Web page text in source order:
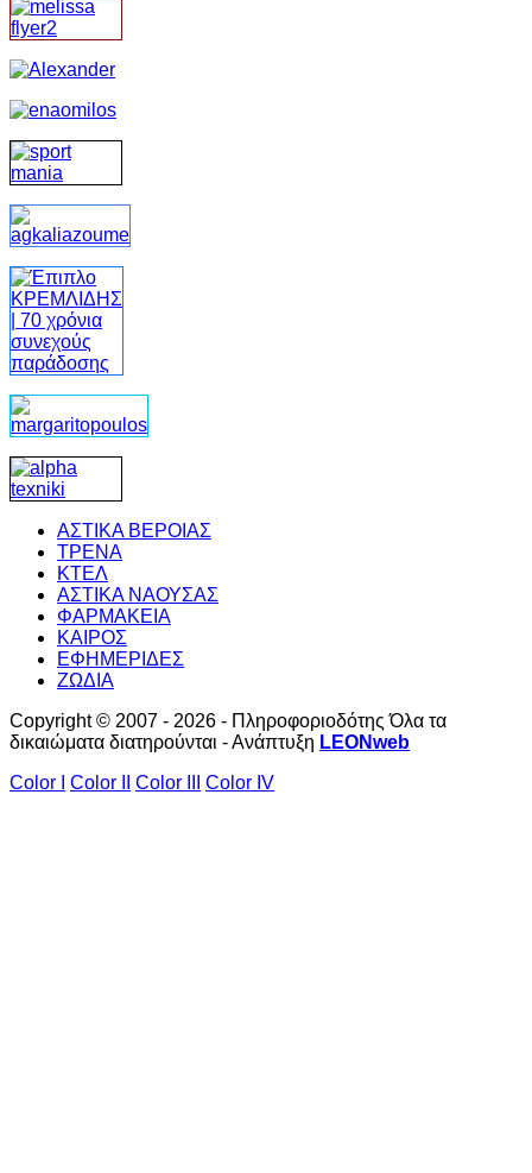
ΑΣΤΙΚΑ ΒΕΡΟΙΑΣ
ΤΡΕΝΑ
ΚΤΕΛ
ΑΣΤΙΚΑ ΝΑΟΥΣΑΣ
ΦΑΡΜΑΚΕΙΑ
ΚΑΙΡΟΣ
ΕΦΗΜΕΡΙΔΕΣ
ΖΩΔΙΑ
Copyright © 2007 - 2026 - Πληροφοριοδότης Όλα τα
δικαιώματα διατηρούνται - Ανάπτυξη LEONweb
Color I
Color II Color III Color IV